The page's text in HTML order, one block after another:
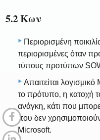
5.2 Κων
Περιορισμένη
περιορισμένες όταν
τύπους προτύπων
Απαιτείται
το πρότυπο, η κατοχή
ανάγκη, κάτι που
που δεν
Microsoft.